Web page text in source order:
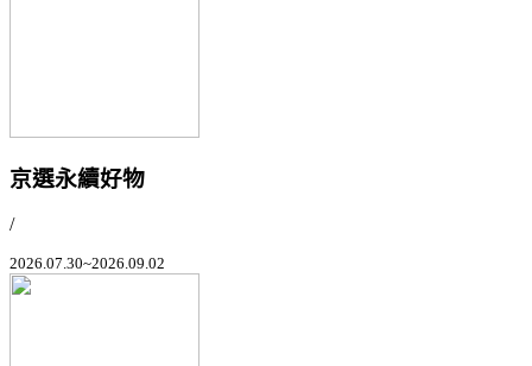
京選永續好物
/
2026.07.30~2026.09.02